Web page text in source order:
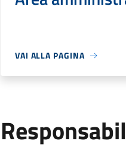
VAI ALLA PAGINA